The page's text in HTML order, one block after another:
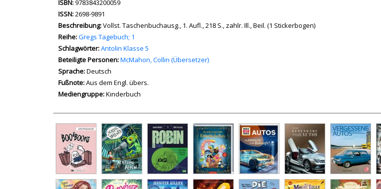
ISBN:9783843200059
ISSN:2698-9891
Beschreibung:Vollst. Taschenbuchausg., 1. Aufl., 218 S., zahlr. Ill., Beil. (1 Stickerbogen)
Reihe:Gregs Tagebuch; 1
Schlagwörter:Antolin Klasse 5
Beteiligte Personen:Suche nach dieser Beteiligten Person
McMahon, Collin (Übersetzer)
Sprache:Deutsch
Fußnote:Aus dem Engl. übers.
Mediengruppe:Kinderbuch